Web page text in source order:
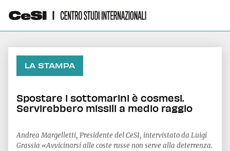
LA STAMPA
Spostare i sottomarini è cosmesi.
Servirebbero missili a medio raggio
Andrea Margelletti, Presidente del CeSI, intervistato da Luigi
Grassia «Avvicinarsi alle coste russe non serve alla deterrenza.